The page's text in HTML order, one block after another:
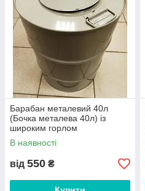
Банку металева 0,5 л
Відро пластикове 10 л
Відро пластикове 5л
Барабан металевий 40л
(Бочка металева 40л) із
широким горлом
В наявності
від 550 ₴